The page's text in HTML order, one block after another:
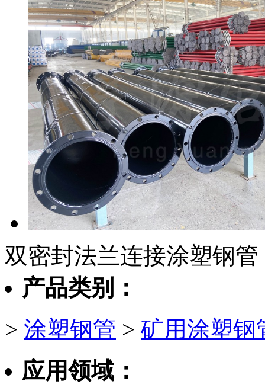
双密封法兰连接涂塑钢管
产品类别：
> 涂塑钢管 > 矿用涂塑钢
应用领域：